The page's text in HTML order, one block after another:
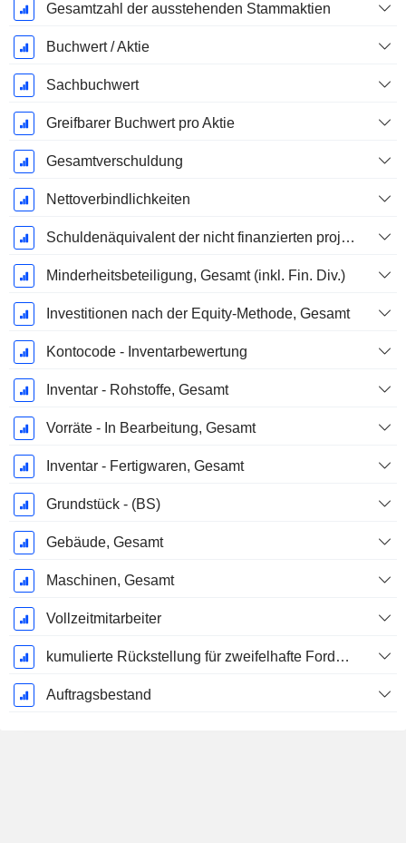
Gesamtzahl der ausstehenden Stammaktien
Buchwert / Aktie
Sachbuchwert
Greifbarer Buchwert pro Aktie
Gesamtverschuldung
Nettoverbindlichkeiten
Schuldenäquivalent der nicht finanzierten projizierten Leistungspflicht
Minderheitsbeteiligung, Gesamt (inkl. Fin. Div.)
Investitionen nach der Equity-Methode, Gesamt
Kontocode - Inventarbewertung
Inventar - Rohstoffe, Gesamt
Vorräte - In Bearbeitung, Gesamt
Inventar - Fertigwaren, Gesamt
Grundstück - (BS)
Gebäude, Gesamt
Maschinen, Gesamt
Vollzeitmitarbeiter
kumulierte Rückstellung für zweifelhafte Forderungen (Zusatz)
Auftragsbestand